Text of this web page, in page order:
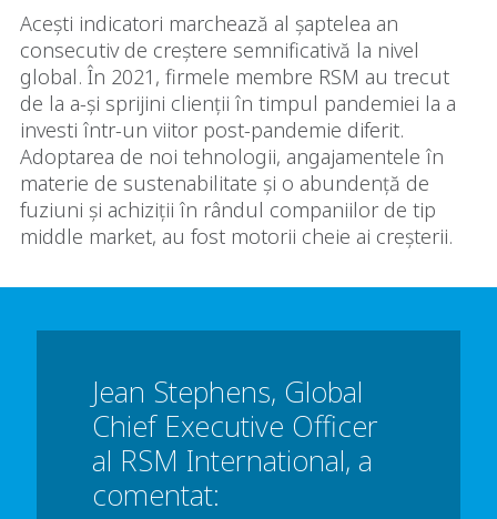
Acești indicatori marchează al șaptelea an
consecutiv de creștere semnificativă la nivel
global. În 2021, firmele membre RSM au trecut
de la a-și sprijini clienții în timpul pandemiei la a
investi într-un viitor post-pandemie diferit.
Adoptarea de noi tehnologii, angajamentele în
materie de sustenabilitate și o abundență de
fuziuni și achiziții în rândul companiilor de tip
middle market, au fost motorii cheie ai creșterii.
Jean Stephens, Global
Chief Executive Officer
al RSM International, a
comentat: